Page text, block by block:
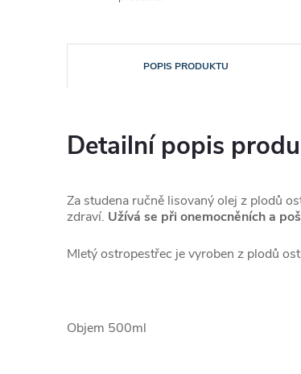
POPIS PRODUKTU
Detailní popis
Za studena ručně lisovaný olej z plodů
zdraví. Užívá se při onemocněních a
Mletý ostropestřec je vyroben z plodů
Objem 500ml